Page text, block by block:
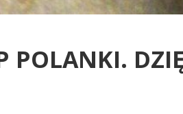
POLANKI.